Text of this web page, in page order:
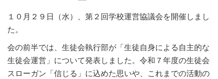
１０月２９日（水）、第２回学校運営協議会を開催しまし
た。
会の前半では、生徒会執行部が「生徒自身による自主的な
生徒会運営」について発表しました。令和７年度の生徒会
スローガン「信じる」に込めた思いや、これまでの活動の